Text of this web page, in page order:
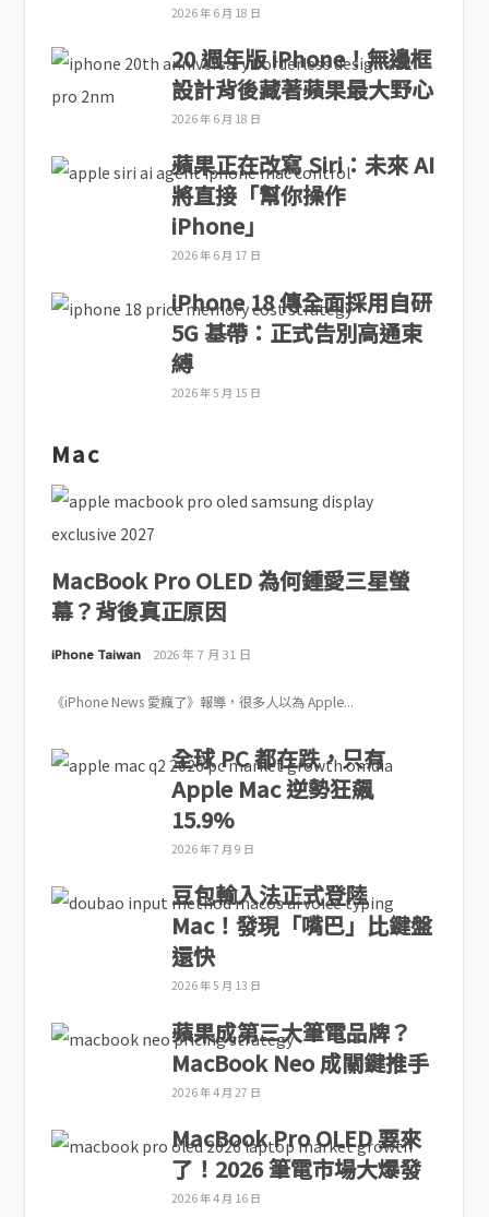
2026 年 6 月 18 日
20 週年版 iPhone！無邊框
設計背後藏著蘋果最大野心
2026 年 6 月 18 日
蘋果正在改寫 Siri：未來 AI
將直接「幫你操作
iPhone」
2026 年 6 月 17 日
iPhone 18 傳全面採用自研
5G 基帶：正式告別高通束
縛
2026 年 5 月 15 日
Mac
MacBook Pro OLED 為何鍾愛三星螢
幕？背後真正原因
iPhone Taiwan 2026 年 7 月 31 日
《iPhone News 愛瘋了》報導，很多人以為 Apple...
全球 PC 都在跌，只有
Apple Mac 逆勢狂飆
15.9%
2026 年 7 月 9 日
豆包輸入法正式登陸
Mac！發現「嘴巴」比鍵盤
還快
2026 年 5 月 13 日
蘋果成第三大筆電品牌？
MacBook Neo 成關鍵推手
2026 年 4 月 27 日
MacBook Pro OLED 要來
了！2026 筆電市場大爆發
2026 年 4 月 16 日